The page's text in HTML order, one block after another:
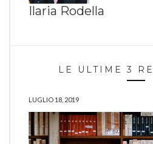
Ilaria Rodella
LE ULTIME 3
LUGLIO 18, 2019